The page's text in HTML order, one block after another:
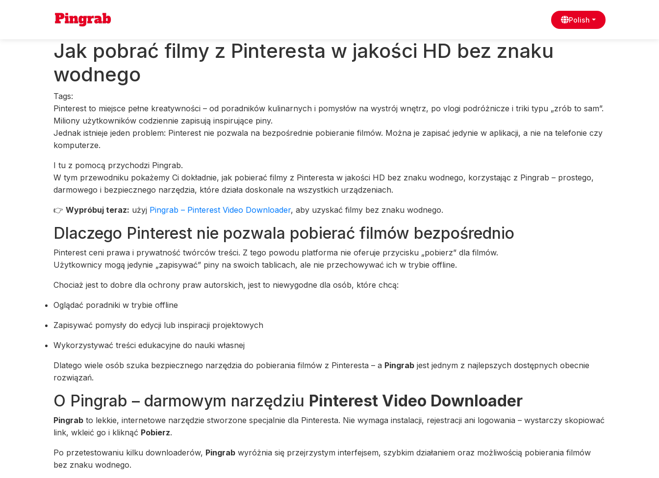
Polish
Jak pobrać filmy z Pinteresta w jakości HD bez znaku
wodnego
Tags:
Pinterest to miejsce pełne kreatywności – od poradników kulinarnych i pomysłów na wystrój wnętrz, po vlogi podróżnicze i triki typu „zrób to sam”.
Miliony użytkowników codziennie zapisują inspirujące piny.
Jednak istnieje jeden problem: Pinterest nie pozwala na bezpośrednie pobieranie filmów. Można je zapisać jedynie w aplikacji, a nie na telefonie czy
komputerze.
I tu z pomocą przychodzi Pingrab.
W tym przewodniku pokażemy Ci dokładnie, jak pobierać filmy z Pinteresta w jakości HD bez znaku wodnego, korzystając z Pingrab – prostego,
darmowego i bezpiecznego narzędzia, które działa doskonale na wszystkich urządzeniach.
👉Wypróbuj teraz: użyj Pingrab – Pinterest Video Downloader, aby uzyskać filmy bez znaku wodnego.
Dlaczego Pinterest nie pozwala pobierać filmów bezpośrednio
Pinterest ceni prawa i prywatność twórców treści. Z tego powodu platforma nie oferuje przycisku „pobierz” dla filmów.
Użytkownicy mogą jedynie „zapisywać” piny na swoich tablicach, ale nie przechowywać ich w trybie offline.
Chociaż jest to dobre dla ochrony praw autorskich, jest to niewygodne dla osób, które chcą:
Oglądać poradniki w trybie offline
Zapisywać pomysły do edycji lub inspiracji projektowych
Wykorzystywać treści edukacyjne do nauki własnej
Dlatego wiele osób szuka bezpiecznego narzędzia do pobierania filmów z Pinteresta – a Pingrab jest jednym z najlepszych dostępnych obecnie
rozwiązań.
O Pingrab – darmowym narzędziu Pinterest Video Downloader
Pingrab to lekkie, internetowe narzędzie stworzone specjalnie dla Pinteresta. Nie wymaga instalacji, rejestracji ani logowania – wystarczy skopiować
link, wkleić go i kliknąć Pobierz.
Po przetestowaniu kilku downloaderów, Pingrab wyróżnia się przejrzystym interfejsem, szybkim działaniem oraz możliwością pobierania filmów
bez znaku wodnego.